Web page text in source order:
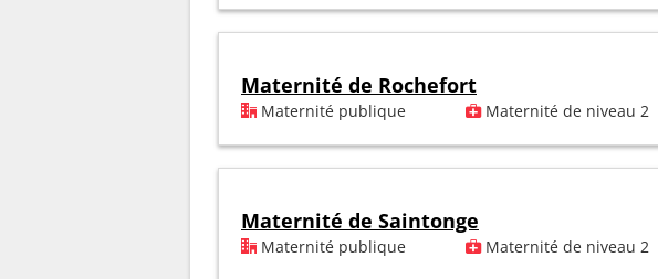
Maternité de Rochefort
Maternité publique Maternité de niveau 2
Maternité de Saintonge
Maternité publique Maternité de niveau 2